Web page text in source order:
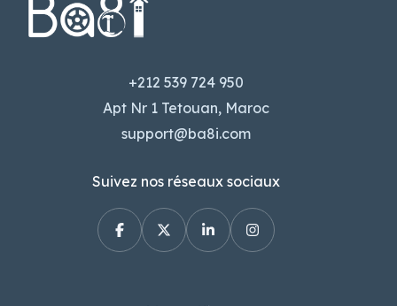
+212 539 724 950
Apt Nr 1 Tetouan, Maroc
support@ba8i.com
Suivez nos réseaux sociaux